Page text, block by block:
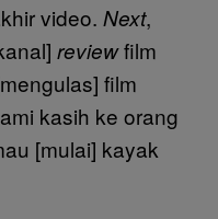
video. Next,
reviewfilm
film
kasih ke orang
[mulai] kayak